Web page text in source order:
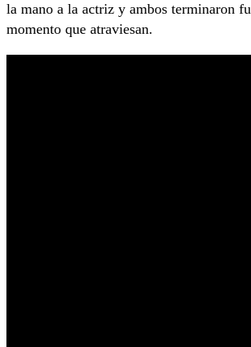
la mano a la actriz y ambos terminaron
momento que atraviesan.